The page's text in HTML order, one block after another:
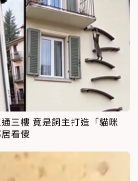
三樓 竟是飼主打造「貓咪
看傻